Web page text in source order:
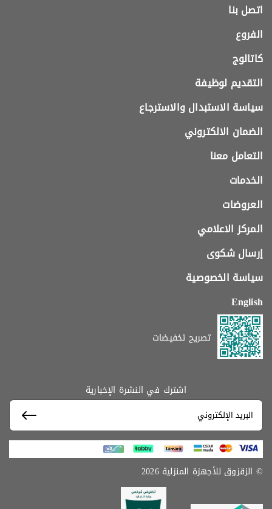
اتصل بنا
الفروع
كاتالوج
التقديم لوظيفة
سياسة الاستبدال والاسترجاع
الضمان الالكتروني
التعامل معنا
الخدمات
العروضات
المركز الاعلامي
إرسال شكوى
سياسة الخصوصية
English
تصريح تخفيضات
اشترك في النشرة الإخبارية
© الزقزوق للأجهزة المنزلية 2026